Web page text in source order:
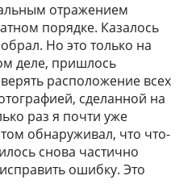
отражением
порядке. Казалось
Но это только на
деле, пришлось
расположение всех
сделанной на
раз я почти уже
обнаруживал, что что-
снова частично
ошибку. Это